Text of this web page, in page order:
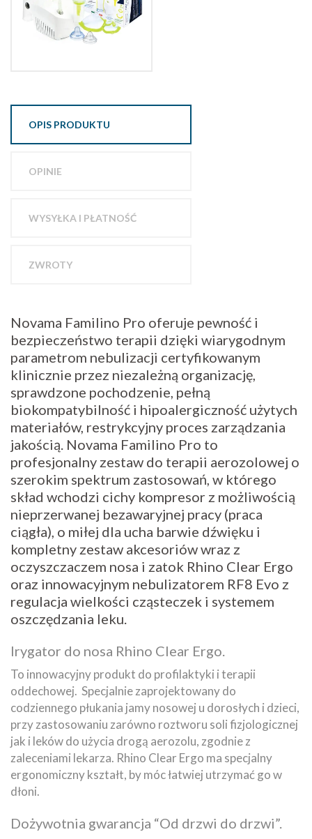
OPIS PRODUKTU
OPINIE
WYSYŁKA I PŁATNOŚĆ
ZWROTY
Novama Familino Pro oferuje pewność i
bezpieczeństwo terapii dzięki wiarygodnym
parametrom nebulizacji certyfikowanym
klinicznie przez niezależną organizację,
sprawdzone pochodzenie, pełną
biokompatybilność i hipoalergiczność użytych
materiałów, restrykcyjny proces zarządzania
jakością. Novama Familino Pro to
profesjonalny zestaw do terapii aerozolowej o
szerokim spektrum zastosowań, w którego
skład wchodzi cichy kompresor z możliwością
nieprzerwanej bezawaryjnej pracy (praca
ciągła), o miłej dla ucha barwie dźwięku i
kompletny zestaw akcesoriów wraz z
oczyszczaczem nosa i zatok Rhino Clear Ergo
oraz innowacyjnym nebulizatorem RF8 Evo z
regulacja wielkości cząsteczek i systemem
oszczędzania leku.
Irygator do nosa Rhino Clear Ergo.
To innowacyjny produkt do profilaktyki i terapii
oddechowej. Specjalnie zaprojektowany do
codziennego płukania jamy nosowej u dorosłych i dzieci,
przy zastosowaniu zarówno roztworu soli fizjologicznej
jak i leków do użycia drogą aerozolu, zgodnie z
zaleceniami lekarza. Rhino Clear Ergo ma specjalny
ergonomiczny kształt, by móc łatwiej utrzymać go w
dłoni.
Dożywotnia gwarancja “Od drzwi do drzwi”.